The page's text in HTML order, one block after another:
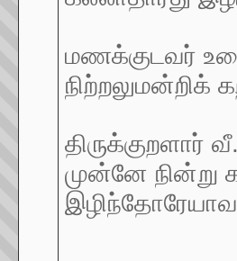
மணக்குடவர்
நிற்றலுமன்றிக்
திருக்குறளார்
முன்னே நின்று